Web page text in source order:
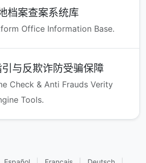
档案查案系统库
Office Information Base.
与反欺诈防受骗保障
Check & Anti Frauds Verity
Tools.